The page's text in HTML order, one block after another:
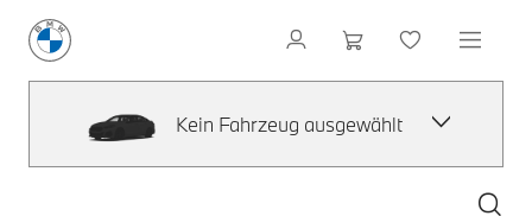
Kein Fahrzeug ausgewählt